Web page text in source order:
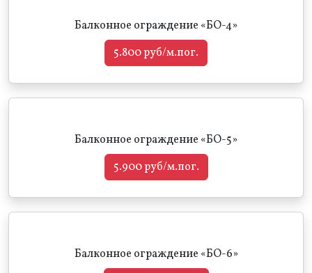
Балконное ограждение «БО-4»
5.800 руб/м.пог.
Балконное ограждение «БО-5»
5.900 руб/м.пог.
Балконное ограждение «БО-6»